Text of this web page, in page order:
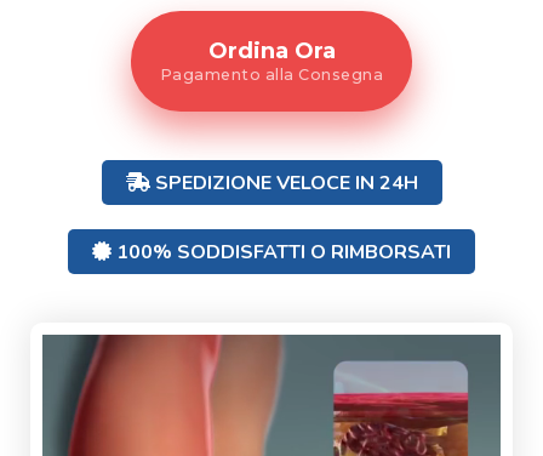
Ordina Ora
Pagamento alla Consegna
SPEDIZIONE VELOCE IN 24H
100% SODDISFATTI O RIMBORSATI